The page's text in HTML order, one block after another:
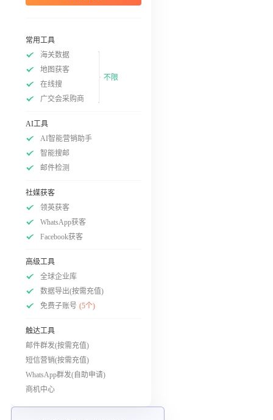
常用工具
海关数据
地图获客
在线搜
广交会采购商
不限
AI工具
AI智能营销助手
智能搜邮
邮件检测
社媒获客
领英获客
WhatsApp获客
Facebook获客
高级工具
全球企业库
数据导出(按需充值)
免费子账号 (5个)
触达工具
邮件群发(按需充值)
短信营销(按需充值)
WhatsApp群发(自助申请)
商机中心